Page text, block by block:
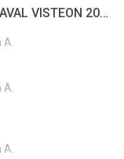
01 CD ESPECIAL DE CARNAVAL VISTEON 2017 SERTANEJO